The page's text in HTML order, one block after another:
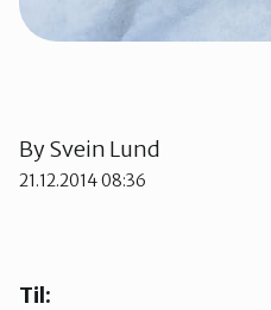
BySvein Lund
21.12.2014 08:36
Til: